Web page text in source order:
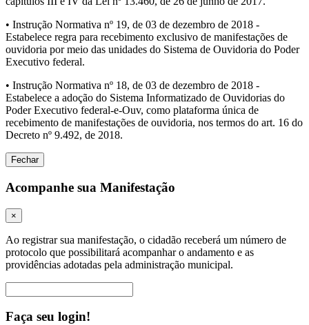
• Instrução Normativa nº 19, de 03 de dezembro de 2018 -
Estabelece regra para recebimento exclusivo de manifestações de
ouvidoria por meio das unidades do Sistema de Ouvidoria do Poder
Executivo federal.
• Instrução Normativa nº 18, de 03 de dezembro de 2018 -
Estabelece a adoção do Sistema Informatizado de Ouvidorias do
Poder Executivo federal-e-Ouv, como plataforma única de
recebimento de manifestações de ouvidoria, nos termos do art. 16 do
Decreto nº 9.492, de 2018.
Fechar
Acompanhe sua Manifestação
×
Ao registrar sua manifestação, o cidadão receberá um número de
protocolo que possibilitará acompanhar o andamento e as
providências adotadas pela administração municipal.
Faça seu login!